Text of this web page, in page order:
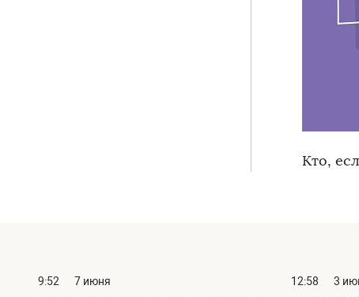
Кто,
9:52
7 июня
12:58
3